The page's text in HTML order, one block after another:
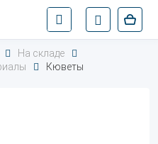
На складе
Кюветы